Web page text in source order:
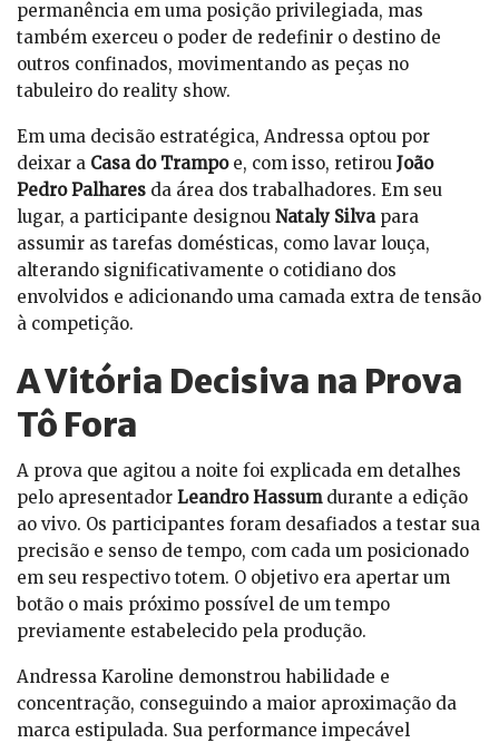
permanência em uma posição privilegiada, mas
também exerceu o poder de redefinir o destino de
outros confinados, movimentando as peças no
tabuleiro do reality show.
Em uma decisão estratégica, Andressa optou por
deixar a Casa do Trampoe, com isso, retirou João
Pedro Palhares da área dos trabalhadores. Em seu
lugar, a participante designou Nataly Silvapara
assumir as tarefas domésticas, como lavar louça,
alterando significativamente o cotidiano dos
envolvidos e adicionando uma camada extra de tensão
à competição.
A Vitória Decisiva na Prova
Tô Fora
A prova que agitou a noite foi explicada em detalhes
pelo apresentador Leandro Hassumdurante a edição
ao vivo. Os participantes foram desafiados a testar sua
precisão e senso de tempo, com cada um posicionado
em seu respectivo totem. O objetivo era apertar um
botão o mais próximo possível de um tempo
previamente estabelecido pela produção.
Andressa Karoline demonstrou habilidade e
concentração, conseguindo a maior aproximação da
marca estipulada. Sua performance impecável